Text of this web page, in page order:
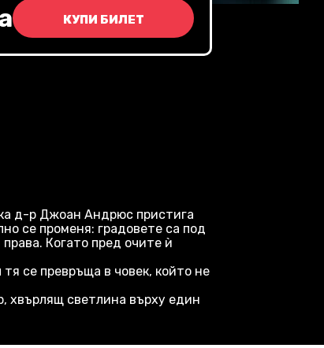
КУПИ БИЛЕТ
д-р Джоан Андрюс пристига
се променя: градовете са под
Когато пред очите ѝ
се превръща в човек, който не
хвърлящ светлина върху един